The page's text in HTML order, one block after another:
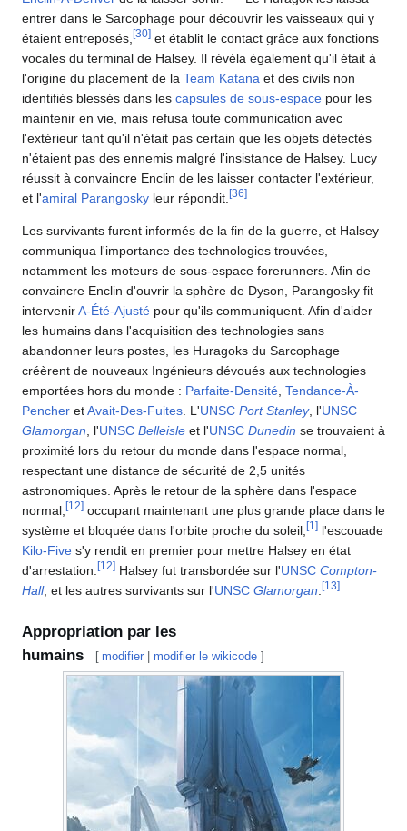
entrer dans le Sarcophage pour découvrir les vaisseaux qui y
étaient entreposés, [30] et établit le contact grâce aux fonctions
vocales du terminal de Halsey. Il révéla également qu'il était à
l'origine du placement de la Team Katana et des civils non
identifiés blessés dans les capsules de sous-espace pour les
maintenir en vie, mais refusa toute communication avec
l'extérieur tant qu'il n'était pas certain que les objets détectés
n'étaient pas des ennemis malgré l'insistance de Halsey. Lucy
réussit à convaincre Enclin de les laisser contacter l'extérieur,
et l'amiral Parangosky leur répondit. [36]
Les survivants furent informés de la fin de la guerre, et Halsey
communiqua l'importance des technologies trouvées,
notamment les moteurs de sous-espace forerunners. Afin de
convaincre Enclin d'ouvrir la sphère de Dyson, Parangosky fit
intervenirA-Été-Ajusté pour qu'ils communiquent. Afin d'aider
les humains dans l'acquisition des technologies sans
abandonner leurs postes, les Huragoks du Sarcophage
créèrent de nouveaux Ingénieurs dévoués aux technologies
emportées hors du monde : Parfaite-Densité Tendance-À-
Pencher etAvait-Des-Fuites . L'UNSC Port Stanley, l'UNSC
Glamorgan , l'UNSC Belleisle et l'UNSC Dunedin se trouvaient à
proximité lors du retour du monde dans l'espace normal,
respectant une distance de sécurité de 2,5 unités
astronomiques. Après le retour de la sphère dans l'espace
normal, [12] occupant maintenant une plus grande place dans le
système et bloquée dans l'orbite proche du soleil, [1 ] l'escouade
Kilo-Five s'y rendit en premier pour mettre Halsey en état
d'arrestation. [12] Halsey fut transbordée sur l'UNSC Compton-
Hall, et les autres survivants sur l'UNSC Glamorgan [13]
Appropriation par les
humains
[ modifier |modifier le wikicode ]